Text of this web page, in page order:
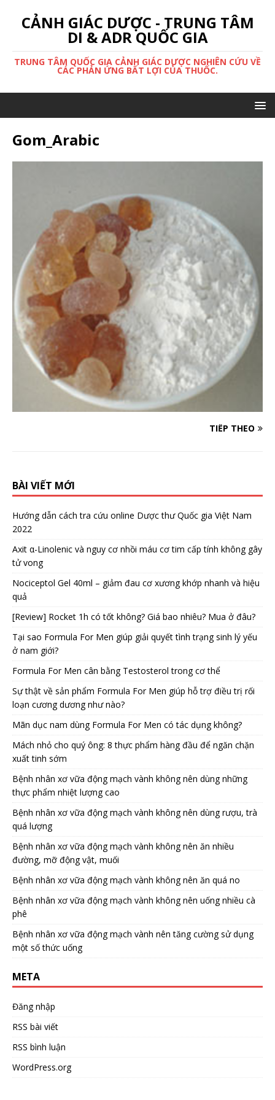
CẢNH GIÁC DƯỢC - TRUNG TÂM
DI & ADR QUỐC GIA
TRUNG TÂM QUỐC GIA CẢNH GIÁC DƯỢC NGHIÊN CỨU VỀ
CÁC PHẢN ỨNG BẤT LỢI CỦA THUỐC.
Gom_Arabic
TIẾP THEO
BÀI VIẾT MỚI
Hướng dẫn cách tra cứu online Dược thư Quốc gia Việt Nam
2022
Axit α-Linolenic và nguy cơ nhồi máu cơ tim cấp tính không gây
tử vong
Nociceptol Gel 40ml – giảm đau cơ xương khớp nhanh và hiệu
quả
[Review] Rocket 1h có tốt không? Giá bao nhiêu? Mua ở đâu?
Tại sao Formula For Men giúp giải quyết tình trạng sinh lý yếu
ở nam giới?
Formula For Men cân bằng Testosterol trong cơ thể
Sự thật về sản phẩm Formula For Men giúp hỗ trợ điều trị rối
loạn cương dương như nào?
Mãn dục nam dùng Formula For Men có tác dụng không?
Mách nhỏ cho quý ông: 8 thực phẩm hàng đầu để ngăn chặn
xuất tinh sớm
Bệnh nhân xơ vữa động mạch vành không nên dùng những
thực phẩm nhiệt lượng cao
Bệnh nhân xơ vữa động mạch vành không nên dùng rượu, trà
quá lượng
Bệnh nhân xơ vữa động mạch vành không nên ăn nhiều
đường, mỡ động vật, muối
Bệnh nhân xơ vữa động mạch vành không nên ăn quá no
Bệnh nhân xơ vữa động mạch vành không nên uống nhiều cà
phê
Bệnh nhân xơ vữa động mạch vành nên tăng cường sử dụng
một số thức uống
META
Đăng nhập
RSS bài viết
RSS bình luận
WordPress.org